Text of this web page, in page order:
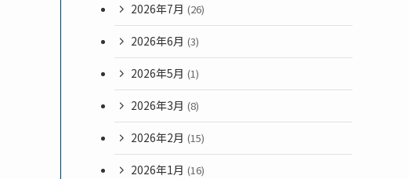
2026年7月 (26)
2026年6月 (3)
2026年5月 (1)
2026年3月 (8)
2026年2月 (15)
2026年1月 (16)